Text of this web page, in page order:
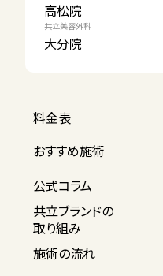
高松院
共立美容外科
大分院
料金表
おすすめ施術
公式コラム
共立ブランドの
取り組み
施術の流れ